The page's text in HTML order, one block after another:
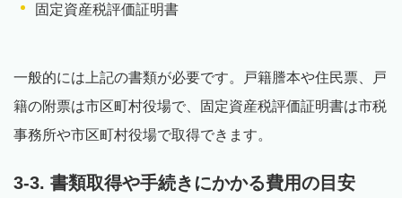
固定資産税評価証明書
一般的には上記の書類が必要です。戸籍謄本や住民票、戸
籍の附票は市区町村役場で、固定資産税評価証明書は市税
事務所や市区町村役場で取得できます。
3-3. 書類取得や手続きにかかる費用の目安